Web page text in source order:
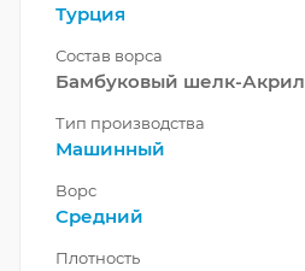
Турция
Состав ворса
Бамбуковый шелк-Акрил
Тип производства
Машинный
Ворс
Средний
Плотность